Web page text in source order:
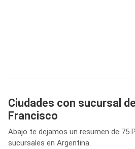
Ciudades con sucursal
Francisco
Abajo te dejamos un resumen de 75
sucursales en Argentina.